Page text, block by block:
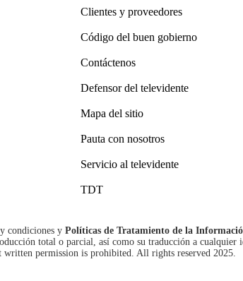
Clientes y proveedores
Código del buen gobierno
Contáctenos
Defensor del televidente
Mapa del sitio
Pauta con nosotros
Servicio al televidente
TDT
condiciones y Políticas de Tratamiento de la
total o parcial, así como su traducción a cualquier
permission is prohibited. All rights reserved 2025.